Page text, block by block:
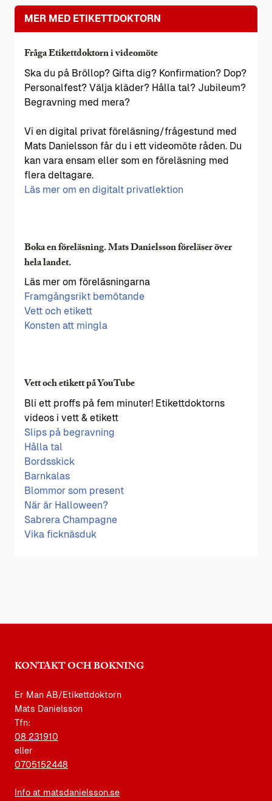
MER MED ETIKETTDOKTORN
Fråga Etikettdoktorn i videomöte
Ska du på Bröllop? Gifta dig? Konfirmation? Dop?
Personalfest? Välja kläder? Hålla tal? Jubileum?
Begravning med mera?
Vi en digital privat föreläsning/frågestund med
Mats Danielsson får du i ett videomöte råden. Du
kan vara ensam eller som en föreläsning med
flera deltagare.
Läs mer om en digitalt privatlektion
Boka en föreläsning. Mats Danielsson föreläser över
hela landet.
Läs mer om föreläsningarna
Framgångsrikt bemötande
Vett och etikett
Konsten att mingla
Vett och etikett på YouTube
Bli ett proffs på fem minuter! Etikettdoktorns
videos i vett & etikett
Slips på begravning
Hålla tal
Bordsskick
Barnkalas
Blommor som present
När är Halloween?
Sabrera Champagne
Vika ficknäsduk
KONTAKT OCH BOKNING
Er Man AB/Etikettdoktorn
Mats Danielsson
Tfn:
08 231910
eller
0705152448
Info at matsdanielsson.se